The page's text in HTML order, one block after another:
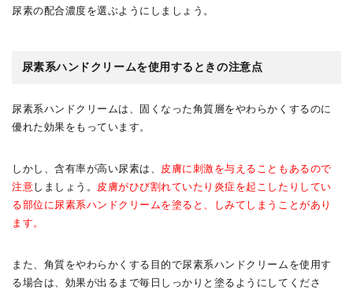
尿素の配合濃度を選ぶようにしましょう。
尿素系ハンドクリームを使用するときの注意点
尿素系ハンドクリームは、固くなった角質層をやわらかくするのに
優れた効果をもっています。
しかし、含有率が高い尿素は、 皮膚に刺激を与えることもあるので
注意しましょう。 皮膚がひび割れていたり炎症を起こしたりしてい
る部位に尿素系ハンドクリームを塗ると、しみてしまうことがあり
ます。
また、角質をやわらかくする目的で尿素系ハンドクリームを使用す
る場合は、効果が出るまで毎日しっかりと塗るようにしてくださ